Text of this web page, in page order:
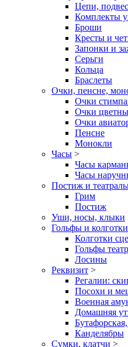
Цепи,
Комплекты
Броши
Кресты и
Запонки и
Серьги
Кольца
Браслеты
Очки, пенсне,
Очки
Очки
Очки
Пенсне
Монокли
Часы >
Часы
Часы
Постиж и
Грим
Постиж
Уши, носы, клыки
Гольфы и колготки
Колготки
Гольфы
Лосины
Реквизит >
Регалии:
Посохи и
Военная
Домашняя
Канделябры
Сумки, клатчи >